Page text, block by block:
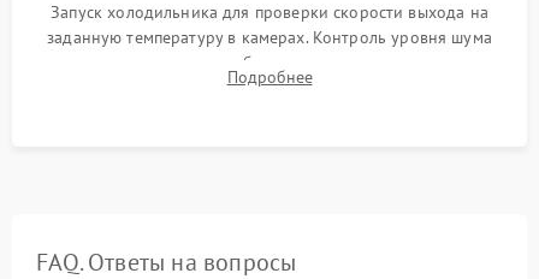
Запуск холодильника для проверки скорости выхода на
заданную температуру в камерах. Контроль уровня шума
компрессора, отсутствия обмерзания стенок и корректного
срабатывания системы автоматической оттайки.
Подробнее
FAQ. Ответы на вопросы